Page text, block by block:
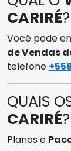
CARIRÉ?
Você pode
de Vendas
telefone
QUAIS
CARIRÉ?
Planos e